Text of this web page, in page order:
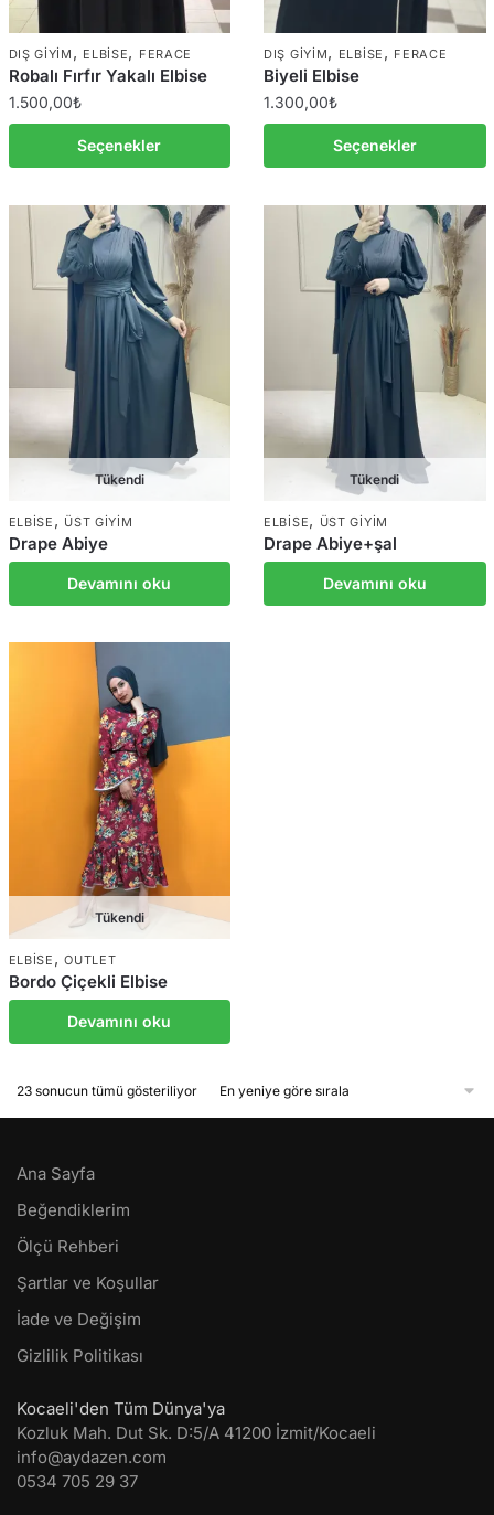
DIŞ GIYIM , ELBISE, FERACE
Robalı Fırfır Yakalı Elbise
1.500,00₺
Seçenekler
DIŞ GIYIM, ELBISE , FERACE
Biyeli Elbise
1.300,00₺
Seçenekler
Tükendi
ELBISE , ÜST GIYIM
Drape Abiye
Devamını oku
Tükendi
ELBISE, ÜST GIYIM
Drape Abiye+şal
Devamını oku
Tükendi
ELBISE ,OUTLET
Bordo Çiçekli Elbise
Devamını oku
23 sonucun tümü gösteriliyorEn
Ana Sayfa
Beğendiklerim
Ölçü Rehberi
Şartlar ve Koşullar
İade ve Değişim
Gizlilik Politikası
Kocaeli'den Tüm Dünya'ya
Kozluk Mah. Dut Sk. D:5/A 41200 İzmit/Kocaeli
info@aydazen.com
0534 705 29 37